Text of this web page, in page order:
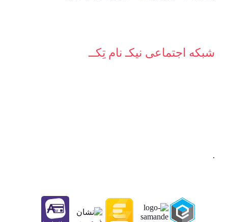
شبکه‌ اجتماعی نیکـ نام تِکــ
.